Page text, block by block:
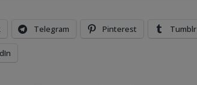
Telegram Pinterest Tumblr